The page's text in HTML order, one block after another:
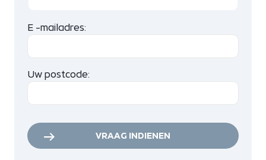
E -mailadres:
Uw postcode:
VRAAG INDIENEN